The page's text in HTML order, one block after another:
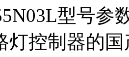
型号参
灯控制器的